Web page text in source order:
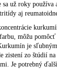
sa už roky používa
aj
môžu
je
zistení zo štúdií na
Je potrebný